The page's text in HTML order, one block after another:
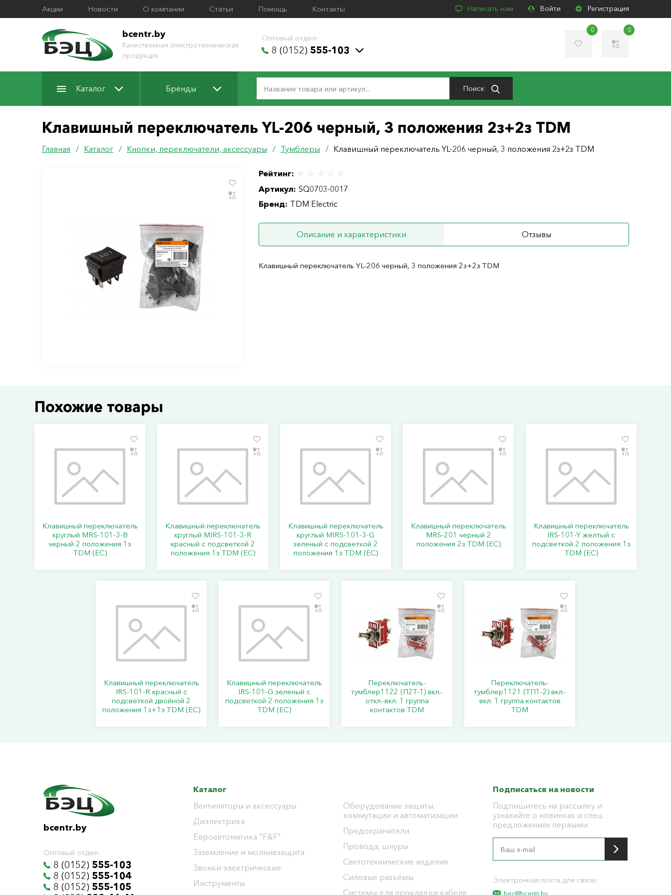
Акции Новости О компании Статьи Помощь Контакты Написать нам Войти Регистрация
bcentr.by
Качественная электротехническая
продукция
Оптовый отдел:
8 (0152) 555-103
0 0
Каталог Бренды Поиск
Клавишный переключатель YL-206 черный, 3 положения 2з+2з TDM
Главная / Каталог / Кнопки, переключатели, аксессуары / Тумблеры / Клавишный переключатель YL-206 черный, 3 положения 2з+2з TDM
Рейтинг:
Артикул: SQ0703-0017
Бренд: TDM Electric
Описание и характеристики Отзывы
Клавишный переключатель YL-206 черный, 3 положения 2з+2з TDM
Похожие товары
Клавишный переключатель
круглый MRS-101-3-B
черный 2 положения 1з
TDM (ЕС)
Клавишный переключатель
круглый MIRS-101-3-R
красный с подсветкой 2
положения 1з TDM (ЕС)
Клавишный переключатель
круглый MIRS-101-3-G
зеленый с подсветкой 2
положения 1з TDM (ЕС)
Клавишный переключатель
MRS-201 черный 2
положения 2з TDM (ЕС)
Клавишный переключатель
IRS-101-Y желтый с
подсветкой 2 положения 1з
TDM (ЕС)
Клавишный переключатель
IRS-101-R красный с
подсветкой двойной 2
положения 1з+1з TDM (ЕС)
Клавишный переключатель
IRS-101-G зеленый с
подсветкой 2 положения 1з
TDM (ЕС)
Переключатель-
тумблер1122 (П2Т-1) вкл.-
откл.-вкл. 1 группа
контактов TDM
Переключатель-
тумблер1121 (ТП1-2) вкл.-
вкл. 1 группа контактов
TDM
bcentr.by
Оптовый отдел:
8 (0152) 555-103
8 (0152) 555-104
8 (0152) 555-105
Каталог
Вентиляторы и аксессуары
Диэлектрика
Евроавтоматика "F&F"
Заземление и молниезащита
Звонки электрические
Инструменты
Оборудование защиты,
коммутации и автоматизации
Предохранители
Провода, шнуры
Светотехнические изделия
Силовые разъёмы
Системы для прокладки кабеля
Подписаться на новости
Подпишитесь на рассылку и
узнавайте о новинках и спец.
предложениях первыми
Электронная почта для связи:
bec@bcentr.by